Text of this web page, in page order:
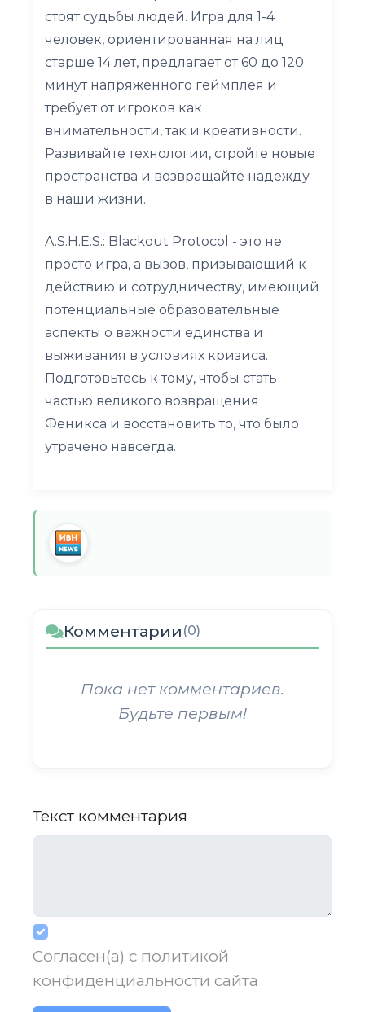
стоят судьбы людей. Игра для 1-4
человек, ориентированная на лиц
старше 14 лет, предлагает от 60 до 120
минут напряженного геймплея и
требует от игроков как
внимательности, так и креативности.
Развивайте технологии, стройте новые
пространства и возвращайте надежду
в наши жизни.
A.S.H.E.S.: Blackout Protocol - это не
просто игра, а вызов, призывающий к
действию и сотрудничеству, имеющий
потенциальные образовательные
аспекты о важности единства и
выживания в условиях кризиса.
Подготовьтесь к тому, чтобы стать
частью великого возвращения
Феникса и восстановить то, что было
утрачено навсегда.
Комментарии (0)
Пока нет комментариев.
Будьте первым!
Текст комментария
Согласен(а) с политикой
конфиденциальности сайта